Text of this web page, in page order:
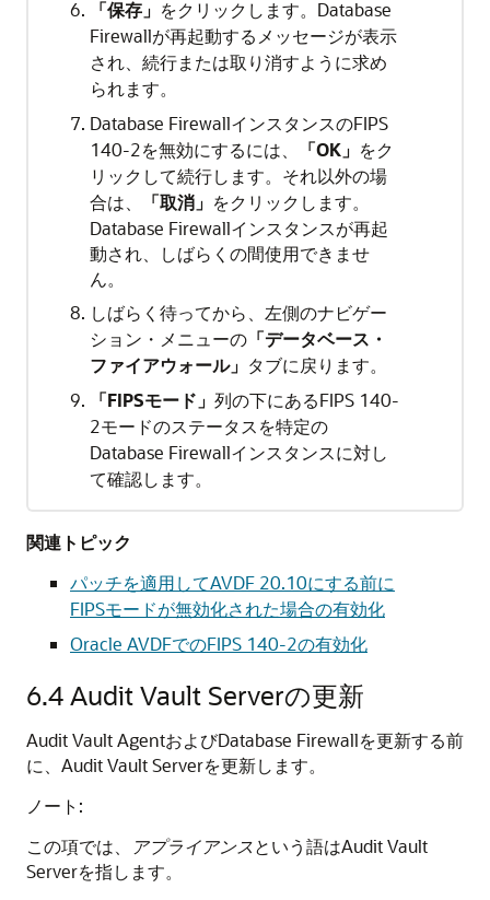
「保存」 をクリックします。Database
Firewallが再起動するメッセージが表示
され、続行または取り消すように求め
られます。
Database FirewallインスタンスのFIPS
140-2を無効にするには、
「OK」 をク
リックして続行します。それ以外の場
合は、
「取消」 をクリックします。
Database Firewallインスタンスが再起
動され、しばらくの間使用できませ
ん。
しばらく待ってから、左側のナビゲー
ション・メニューの 「データベース・
ファイアウォール」 タブに戻ります。
「FIPSモード」 列の下にあるFIPS 140-
2モードのステータスを特定の
Database Firewallインスタンスに対し
て確認します。
関連トピック
パッチを適用してAVDF 20.10にする前に
FIPSモードが無効化された場合の有効化
Oracle AVDFでのFIPS 140-2の有効化
6.4Audit Vault Serverの更新
Audit Vault AgentおよびDatabase Firewallを更新する前
に、Audit Vault Serverを更新します。
ノート:
この項では、
アプライアンスという語はAudit Vault
Serverを指します。